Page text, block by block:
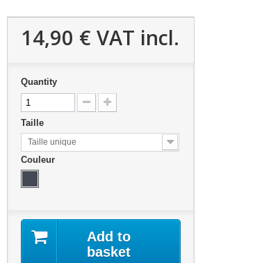
14,90 € VAT incl.
Quantity
Taille
Taille unique
Couleur
Add to
basket